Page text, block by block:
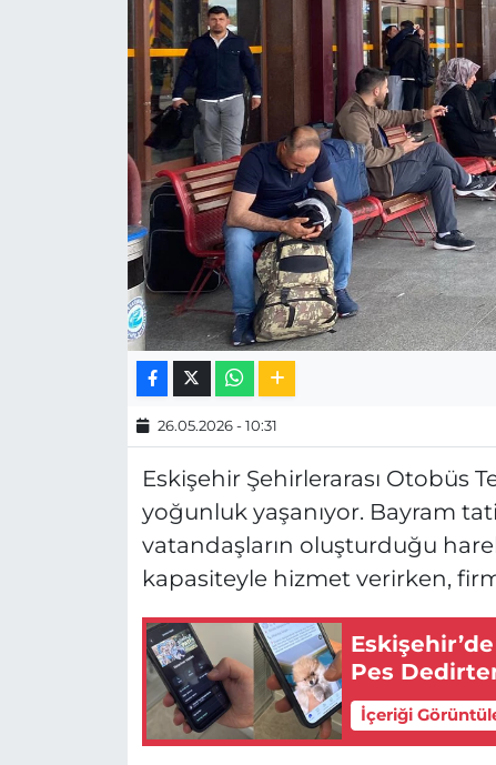
26.05.2026 - 10:31
Eskişehir Şehirlerarası Otobüs
yoğunluk yaşanıyor. Bayram
vatandaşların oluşturduğu
kapasiteyle hizmet verirken,
Pes
İçeriği
MAGAZİN
ESKİŞEHİRSPOR